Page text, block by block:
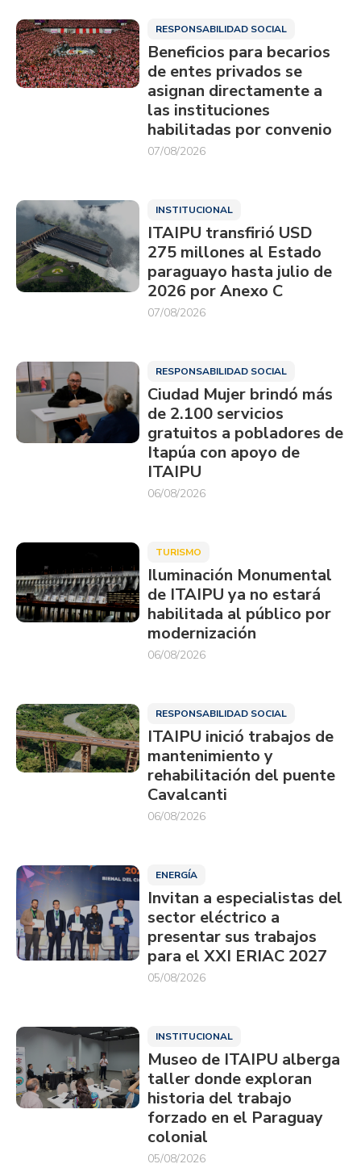
RESPONSABILIDAD SOCIAL
Beneficios para becarios
de entes privados se
asignan directamente a
las instituciones
habilitadas por convenio
07/08/2026
INSTITUCIONAL
ITAIPU transfirió USD
275 millones al Estado
paraguayo hasta julio de
2026 por Anexo C
07/08/2026
RESPONSABILIDAD SOCIAL
Ciudad Mujer brindó más
de 2.100 servicios
gratuitos a pobladores de
Itapúa con apoyo de
ITAIPU
06/08/2026
TURISMO
Iluminación Monumental
de ITAIPU ya no estará
habilitada al público por
modernización
06/08/2026
RESPONSABILIDAD SOCIAL
ITAIPU inició trabajos de
mantenimiento y
rehabilitación del puente
Cavalcanti
06/08/2026
ENERGÍA
Invitan a especialistas del
sector eléctrico a
presentar sus trabajos
para el XXI ERIAC 2027
05/08/2026
INSTITUCIONAL
Museo de ITAIPU alberga
taller donde exploran
historia del trabajo
forzado en el Paraguay
colonial
05/08/2026